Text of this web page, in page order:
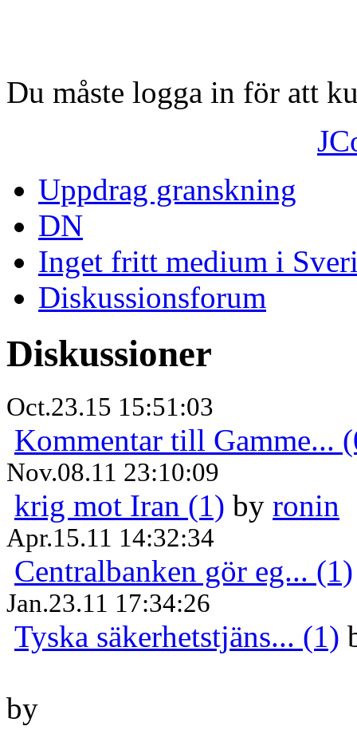
Du måste logga in för att
Uppdrag granskning
DN
Inget fritt medium i
Diskussionsforum
Diskussioner
Oct.23.15 15:51:03
Kommentar till Gamme...
Nov.08.11 23:10:09
krig mot Iran (1) by ronin
Apr.15.11 14:32:34
Centralbanken gör eg... (1)
Jan.23.11 17:34:26
Tyska säkerhetstjäns... (1)
by